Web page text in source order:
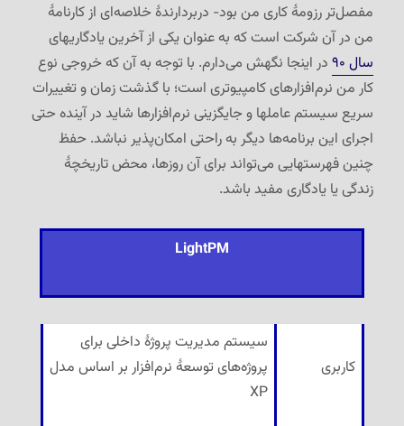
مفصل‌تر رزومهٔ کاری من بود- دربردارندهٔ خلاصه‌ای از کارنامهٔ
من در آن شرکت است که به عنوان یکی از آخرین یادگاریهای
سال ۹۰
در اینجا نگهش می‌دارم. با توجه به آن که خروجی نوع
کار من نرم‌افزارهای کامپیوتری است؛ با گذشت زمان و تغییرات
سریع سیستم عاملها و جایگزینی نرم‌افزارها شاید در آینده حتی
اجرای این برنامه‌ها دیگر به راحتی امکان‌پذیر نباشد. حفظ
چنین فهرستهایی می‌تواند برای آن روزها، محض تاریخچهٔ
زندگی یا یادگاری مفید باشد.
LightPM
کاربری
سیستم مدیریت پروژهٔ داخلی برای
پروژه‌های توسعهٔ نرم‌افزار بر اساس مدل
XP